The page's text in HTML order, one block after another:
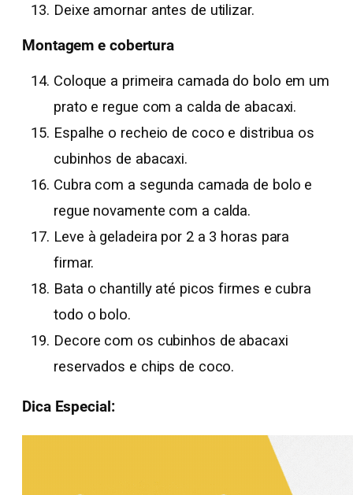
Deixe amornar antes de utilizar.
Montagem e cobertura
Coloque a primeira camada do bolo em um
prato e regue com a calda de abacaxi.
Espalhe o recheio de coco e distribua os
cubinhos de abacaxi.
Cubra com a segunda camada de bolo e
regue novamente com a calda.
Leve à geladeira por 2 a 3 horas para
firmar.
Bata o chantilly até picos firmes e cubra
todo o bolo.
Decore com os cubinhos de abacaxi
reservados e chips de coco.
Dica Especial: